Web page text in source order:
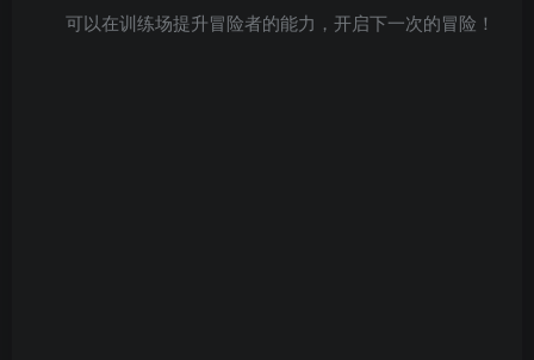
可以在训练场提升冒险者的能力，开启下一次的冒险！